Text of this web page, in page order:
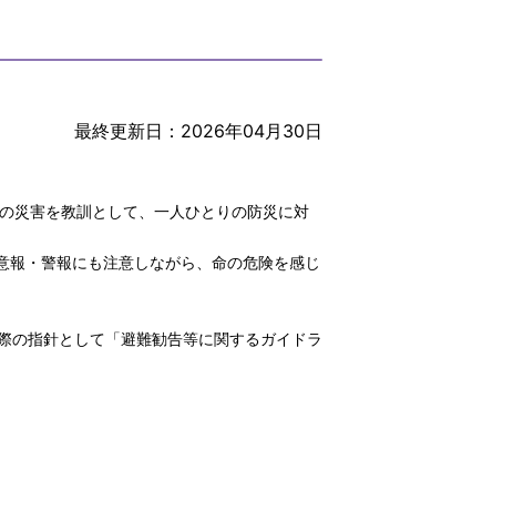
最終更新日：2026年04月30日
災害を教訓として、一人ひとりの防災に対
・警報にも注意しながら、命の危険を感じ
指針として「避難勧告等に関するガイドラ